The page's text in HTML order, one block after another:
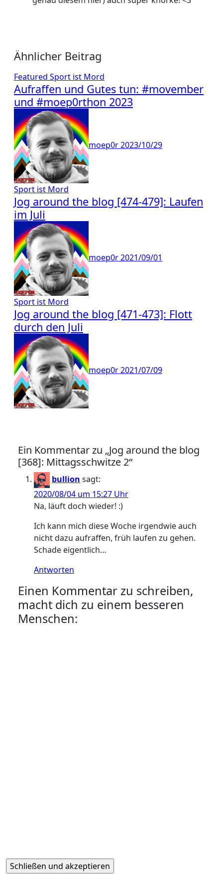
Ähnlicher Beitrag
Featured Sport ist Mord
Aufraffen und Gutes tun: #movember
und #moep0rthon 2023
moep0r2023/10/29
Sport ist Mord
Jog around the blog [474-479]: Laufen
im Juli
moep0r2021/09/01
Sport ist Mord
Jog around the blog [471-473]: Flott
durch den Juli
moep0r2021/07/09
Ein Kommentar zu „Jog around the blog
[368]: Mittagsschwitze 2“
bullion sagt:
2020/08/04 um 15:27 Uhr
Na, läuft doch wieder! :)
Ich kann mich diese Woche irgendwie auch
nicht dazu aufraffen, früh laufen zu gehen.
Schade eigentlich…
Antworten
Einen Kommentar zu schreiben,
macht dich zu einem besseren
Menschen: